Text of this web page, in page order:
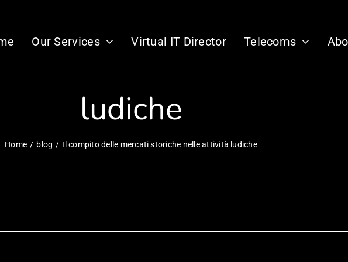
Our Services Virtual IT Director Telecoms
mercati storiche
ludiche
Home blog Il compito delle mercati storiche nelle attività ludiche